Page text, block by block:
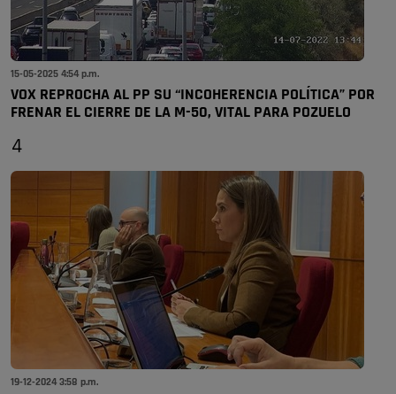
15-05-2025 4:54 p.m.
VOX REPROCHA AL PP SU “INCOHERENCIA POLÍTICA” POR
FRENAR EL CIERRE DE LA M-50, VITAL PARA POZUELO
4
19-12-2024 3:58 p.m.